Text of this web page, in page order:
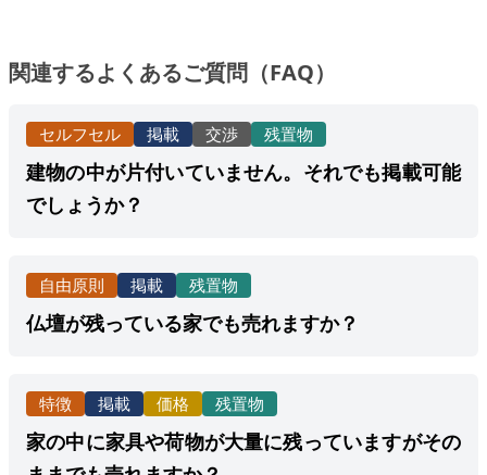
関連するよくあるご質問（FAQ）
セルフセル 掲載 交渉 残置物
建物の中が片付いていません。それでも掲載可能
でしょうか？
自由原則 掲載 残置物
仏壇が残っている家でも売れますか？
特徴 掲載 価格 残置物
家の中に家具や荷物が大量に残っていますがその